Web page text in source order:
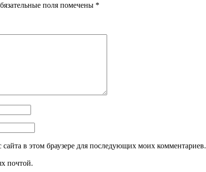
поля помечены *
в этом браузере для последующих моих комментариев.
почтой.